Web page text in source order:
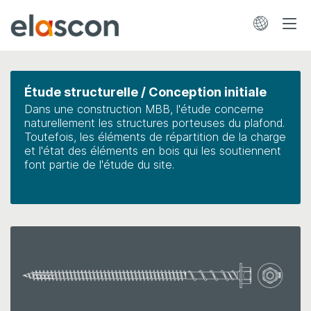
to
content
Étude structurelle / Conception initiale
Dans une construction MBB, l'étude concerne
naturellement les structures porteuses du plafond.
Toutefois, les éléments de répartition de la charge
et l'état des éléments en bois qui les soutiennent
font partie de l'étude du site.